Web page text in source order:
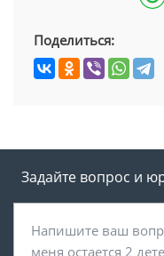
Поделиться:
Задайте вопрос и